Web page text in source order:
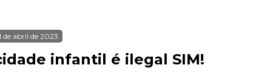
de abril de 2023
infantil é ilegal SIM!